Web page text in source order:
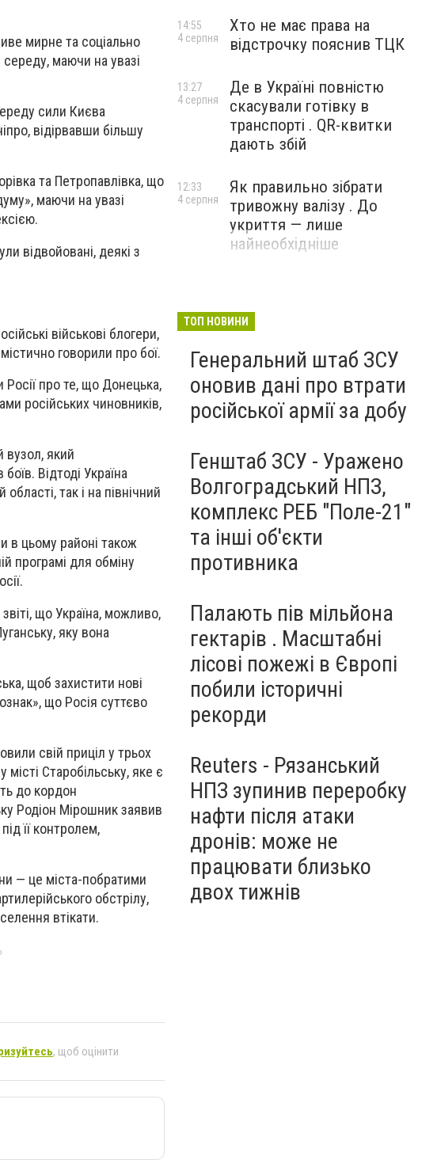
мирне та соціально
маючи на увазі
сили Києва
відірвавши більшу
та Петропавлівка, що
маючи на увазі
відвойовані, деякі з
військові блогери,
говорили про бої.
про те, що Донецька,
російських чиновників,
вузол, який
Відтоді Україна
так і на північний
в цьому районі також
програмі для обміну
що Україна, можливо,
яку вона
щоб захистити нові
що Росія суттєво
свій приціл у трьох
місті Старобільську, яке є
до кордон
Родіон Мірошник заявив
її контролем,
— це міста-побратими
обстрілу,
втікати.
, щоб оцінити
Хто не має права на
відстрочку пояснив ТЦК
14:55
4 серпня
Де в Україні повністю
скасували готівку в
транспорті . QR-квитки
дають збій
13:27
4 серпня
Як правильно зібрати
тривожну валізу . До
укриття — лише
найнеобхідніше
12:33
4 серпня
ТОП НОВИНИ
Генеральний штаб ЗСУ
оновив дані про втрати
російської армії за добу
Генштаб ЗСУ - Уражено
Волгоградський НПЗ,
комплекс РЕБ "Поле-21"
та інші об'єкти
противника
Палають пів мільйона
гектарів . Масштабні
лісові пожежі в Європі
побили історичні
рекорди
Reuters - Рязанський
НПЗ зупинив переробку
нафти після атаки
дронів: може не
працювати близько
двох тижнів